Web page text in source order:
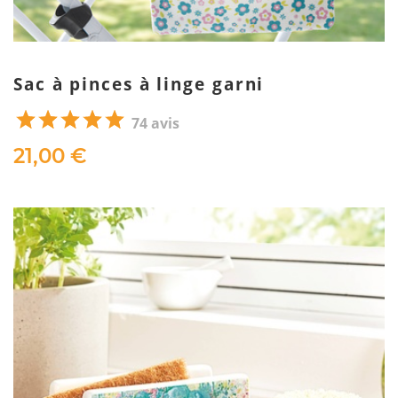
Sac à pinces à linge garni
74 avis
21,00 €